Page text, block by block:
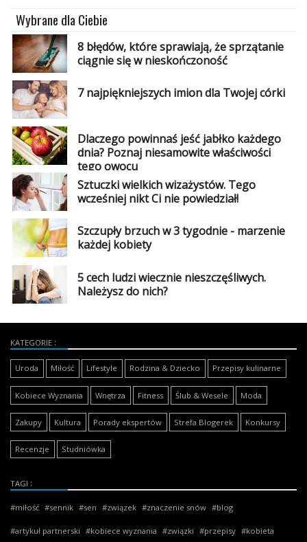
Wybrane dla Ciebie
8 błędów, które sprawiają, że sprzątanie
ciągnie się w nieskończoność
7 najpiękniejszych imion dla Twojej córki
Dlaczego powinnaś jeść jabłko każdego
dnia? Poznaj niesamowite właściwości
tego owocu
Sztuczki wielkich wizażystów. Tego
wcześniej nikt Ci nie powiedział!
Szczupły brzuch w 3 tygodnie - marzenie
każdej kobiety
5 cech ludzi wiecznie nieszczęśliwych.
Należysz do nich?
KATEGORIE
Uroda Miłość Lifestyle Rodzina & Dziecko Przepisy kulinarne
Kobiece Wyznania Wnętrza Fitness Ślub & Wesele Moda
Zakupy Kultura Porady ekspertów Strefa Blogerek Konkursy
Recenzje Studniówka
TAGI
miłość sennik sen związek znaczenie snów blog
artykuł partnerski kobiece wyznania związki przepisy kobieta